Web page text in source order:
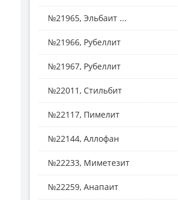
№21965, Эльбаит ...
№21966, Рубеллит
№21967, Рубеллит
№22011, Стильбит
№22117, Пимелит
№22144, Аллофан
№22233, Миметезит
№22259, Анапаит